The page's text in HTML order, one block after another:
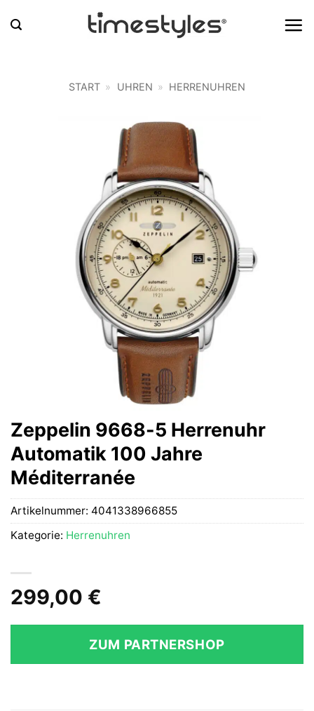
Inhalt
START » UHREN » HERRENUHREN
Zeppelin 9668-5 Herrenuhr
Automatik 100 Jahre
Méditerranée
299,00 €
ZUM PARTNERSHOP
Artikelnummer: 4041338966855
Kategorie: Herrenuhren